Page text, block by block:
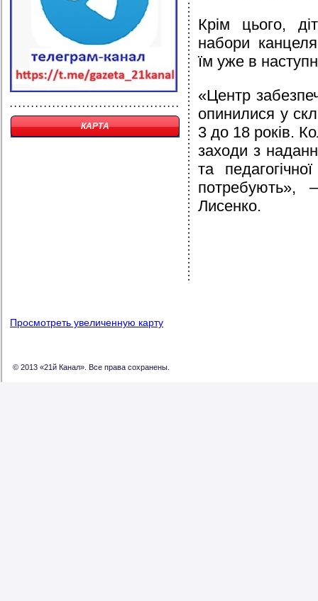
КАРТА
Просмотреть увеличенную карту
Крім цього,
набори
їм уже в
«Центр
опинилися у
3 до 18 років.
заходи з
та
потребують»,
Лисенко.
© 2013 «21й Канал». Все права сохранены.